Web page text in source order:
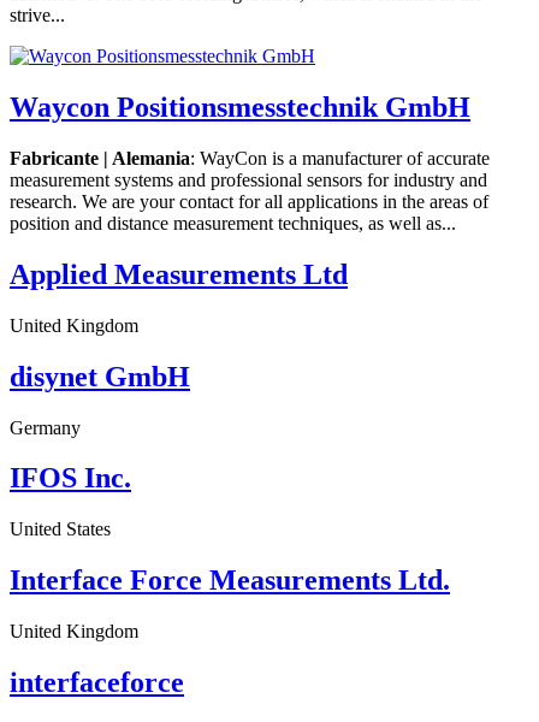
strive...
Waycon Positionsmesstechnik GmbH
Fabricante | Alemania: WayCon is a manufacturer of accurate
measurement systems and professional sensors for industry and
research. We are your contact for all applications in the areas of
position and distance measurement techniques, as well as...
Applied Measurements Ltd
United Kingdom
disynet GmbH
Germany
IFOS Inc.
United States
Interface Force Measurements Ltd.
United Kingdom
interfaceforce